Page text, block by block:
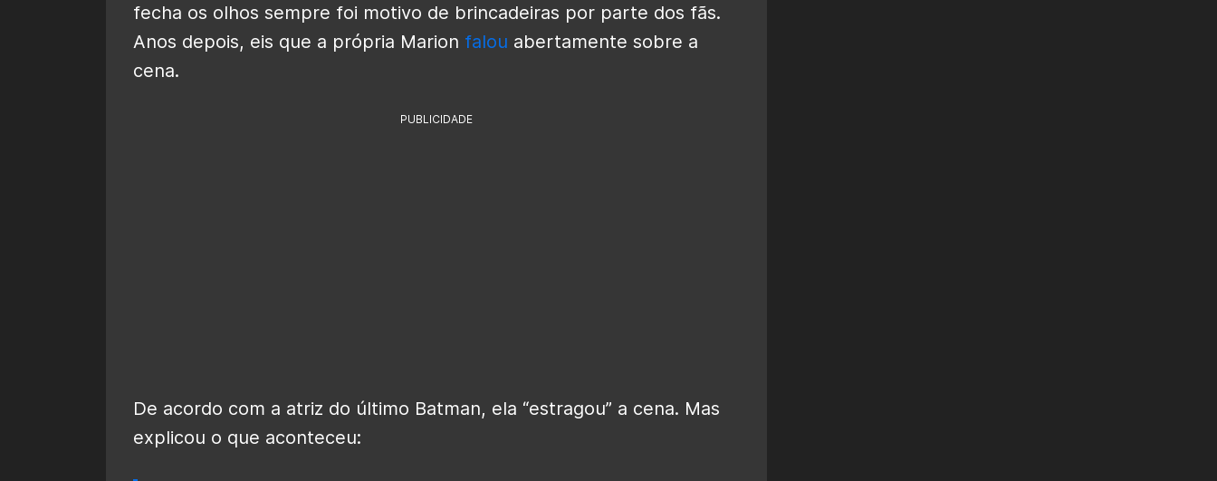
fecha os olhos sempre foi motivo de brincadeiras por parte dos fãs.
Anos depois, eis que a própria Marion falou abertamente sobre a
cena.
PUBLICIDADE
De acordo com a atriz do último Batman, ela “estragou” a cena. Mas
explicou o que aconteceu: